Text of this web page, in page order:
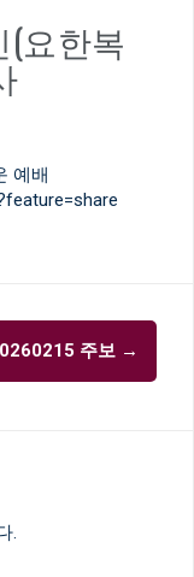
(요한복
예배
주보 →
.